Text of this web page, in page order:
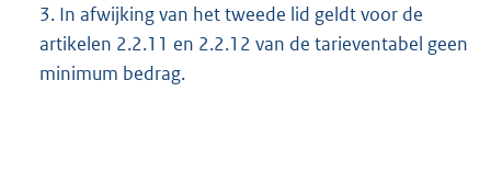
3. In afwijking van het tweede lid geldt voor de
artikelen 2.2.11 en 2.2.12 van de tarieventabel geen
minimum bedrag.